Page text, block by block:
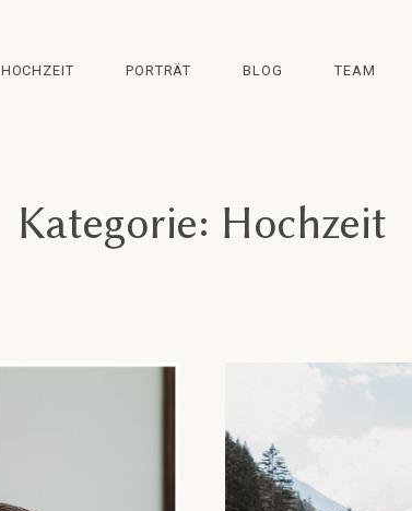
HOCHZEIT PORTRÄT BLOG TEAM
Kategorie: Hochzeit